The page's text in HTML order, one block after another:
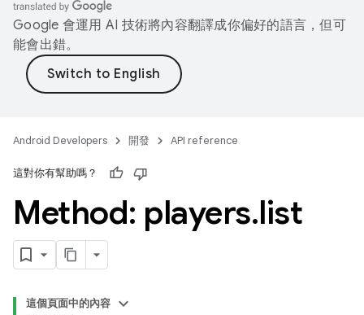
Google 會運用 AI 技術將內容翻譯成你偏好的語言，但可
能會出錯。
Android Developers 開發 API reference
這對你有幫助嗎？
Method: players.list
這個頁面中的內容